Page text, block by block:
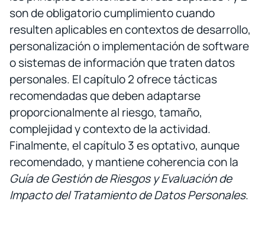
son de obligatorio cumplimiento cuando
resulten aplicables en contextos de desarrollo,
personalización o implementación de software
o sistemas de información que traten datos
personales. El capítulo 2 ofrece tácticas
recomendadas que deben adaptarse
proporcionalmente al riesgo, tamaño,
complejidad y contexto de la actividad.
Finalmente, el capítulo 3 es optativo, aunque
recomendado, y mantiene coherencia con la
Guía de Gestión de Riesgos y Evaluación de
Impacto del Tratamiento de Datos Personales.